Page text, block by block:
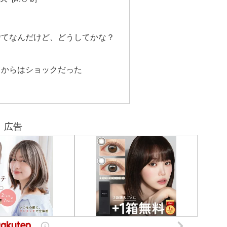
なんだけど、どうしてかな？
らはショックだった
広告